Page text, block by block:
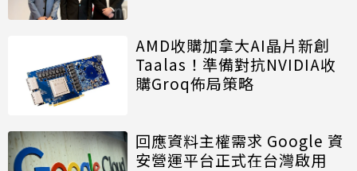
AMD收購加拿大AI晶片新創
Taalas！準備對抗NVIDIA收
購Groq佈局策略
回應資料主權需求 Google 資
安營運平台正式在台灣啟用